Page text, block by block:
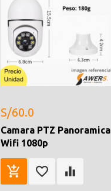
S/60.0
Camara PTZ Panoramica
Wifi 1080p